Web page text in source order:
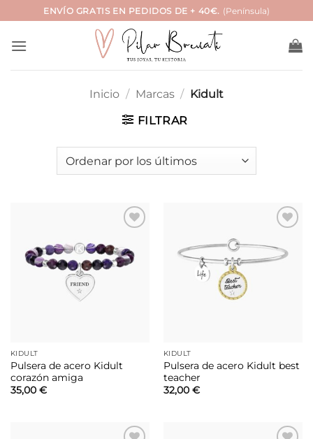
al
contenido
ENVÍO GRATIS EN PEDIDOS DE + 40€. (Península)
Inicio / Marcas / Kidult
FILTRAR
a la
lista de
deseos
KIDULT
Pulsera de acero Kidult
corazón amiga
35,00 €
a la
lista de
KIDULT
Pulsera de acero Kidult best
teacher
32,00 €